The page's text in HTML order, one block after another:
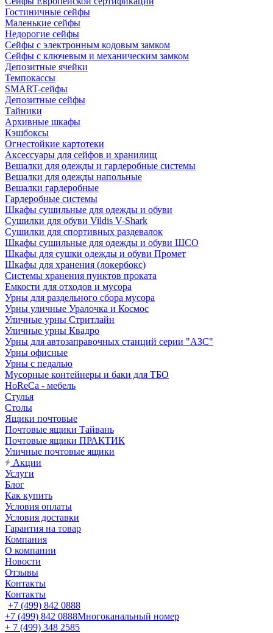
Гостиничные сейфы
Маленькие сейфы
Недорогие сейфы
Сейфы с электронным кодовым замком
Сейфы с ключевым и механическим замком
Депозитные ячейки
Темпокассы
SMART-сейфы
Депозитные сейфы
Тайники
Архивные шкафы
Кэшбоксы
Огнестойкие картотеки
Аксессуары для сейфов и хранилищ
Вешалки для одежды и гардеробные системы
Вешалки для одежды напольные
Вешалки гардеробные
Гардеробные системы
Шкафы сушильные для одежды и обуви
Сушилки для обуви Vildis V-Shark
Сушилки для спортивных раздевалок
Шкафы сушильные для одежды и обуви ШСО
Шкафы для сушки одежды и обуви Промет
Шкафы для хранения (локербокс)
Системы хранения пунктов проката
Емкости для отходов и мусора
Урны для раздельного сбора мусора
Урны уличные Уралочка и Космос
Уличные урны Стритлайн
Уличные урны Квадро
Урны для автозаправочных станций серии "АЗС"
Урны офисные
Урны с педалью
Мусорные контейнеры и баки для ТБО
HoReCa - мебель
Стулья
Столы
Ящики почтовые
Почтовые ящики Тайвань
Почтовые ящики ПРАКТИК
Уличные почтовые ящики
Акции
Услуги
Блог
Как купить
Условия оплаты
Условия доставки
Гарантия на товар
Компания
О компании
Новости
Отзывы
Контакты
Контакты
+7 (499) 842 0888
+7 (499) 842 0888Многоканальный номер
+ 7 (499) 348 2585